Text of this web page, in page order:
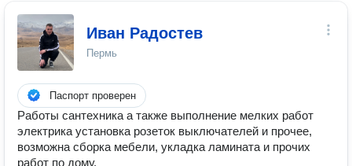
Иван Радостев
Пермь
Паспорт проверен
Работы сантехника а также выполнение мелких работ
электрика установка розеток выключателей и прочее,
возможна сборка мебели, укладка ламината и прочих
работ по дому,